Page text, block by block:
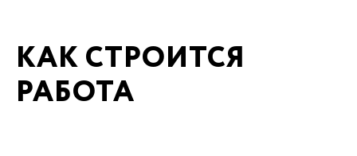
КАК СТРОИТСЯ
РАБОТА